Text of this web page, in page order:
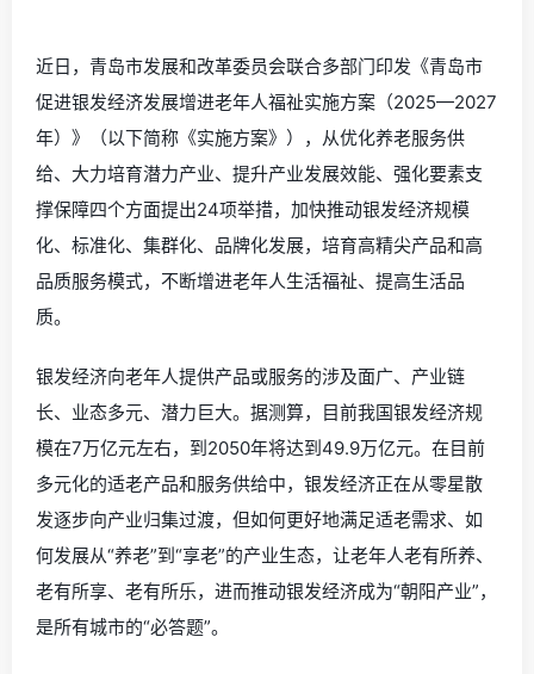
近日，青岛市发展和改革委员会联合多部门印发《青岛市
促进银发经济发展增进老年人福祉实施方案（2025—2027
年）》（以下简称《实施方案》），从优化养老服务供
给、大力培育潜力产业、提升产业发展效能、强化要素支
撑保障四个方面提出24项举措，加快推动银发经济规模
化、标准化、集群化、品牌化发展，培育高精尖产品和高
品质服务模式，不断增进老年人生活福祉、提高生活品
质。
银发经济向老年人提供产品或服务的涉及面广、产业链
长、业态多元、潜力巨大。据测算，目前我国银发经济规
模在7万亿元左右，到2050年将达到49.9万亿元。在目前
多元化的适老产品和服务供给中，银发经济正在从零星散
发逐步向产业归集过渡，但如何更好地满足适老需求、如
何发展从“养老”到“享老”的产业生态，让老年人老有所养、
老有所享、老有所乐，进而推动银发经济成为“朝阳产业”，
是所有城市的“必答题”。